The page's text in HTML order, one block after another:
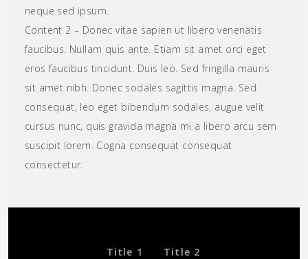
neque sed ipsum.
Content 2 – Donec vitae sapien ut libero venenatis
faucibus. Nullam quis ante. Etiam sit amet orci eget
eros faucibus tincidunt. Duis leo. Sed fringilla mauris
sit amet nibh. Donec sodales sagittis magna. Sed
consequat, leo eget bibendum sodales, augue velit
cursus nunc, quis gravida magna mi a libero arcu sem
suscipit lorem. Cogna consequat consequat
consectetur.
Title 1
Title 2